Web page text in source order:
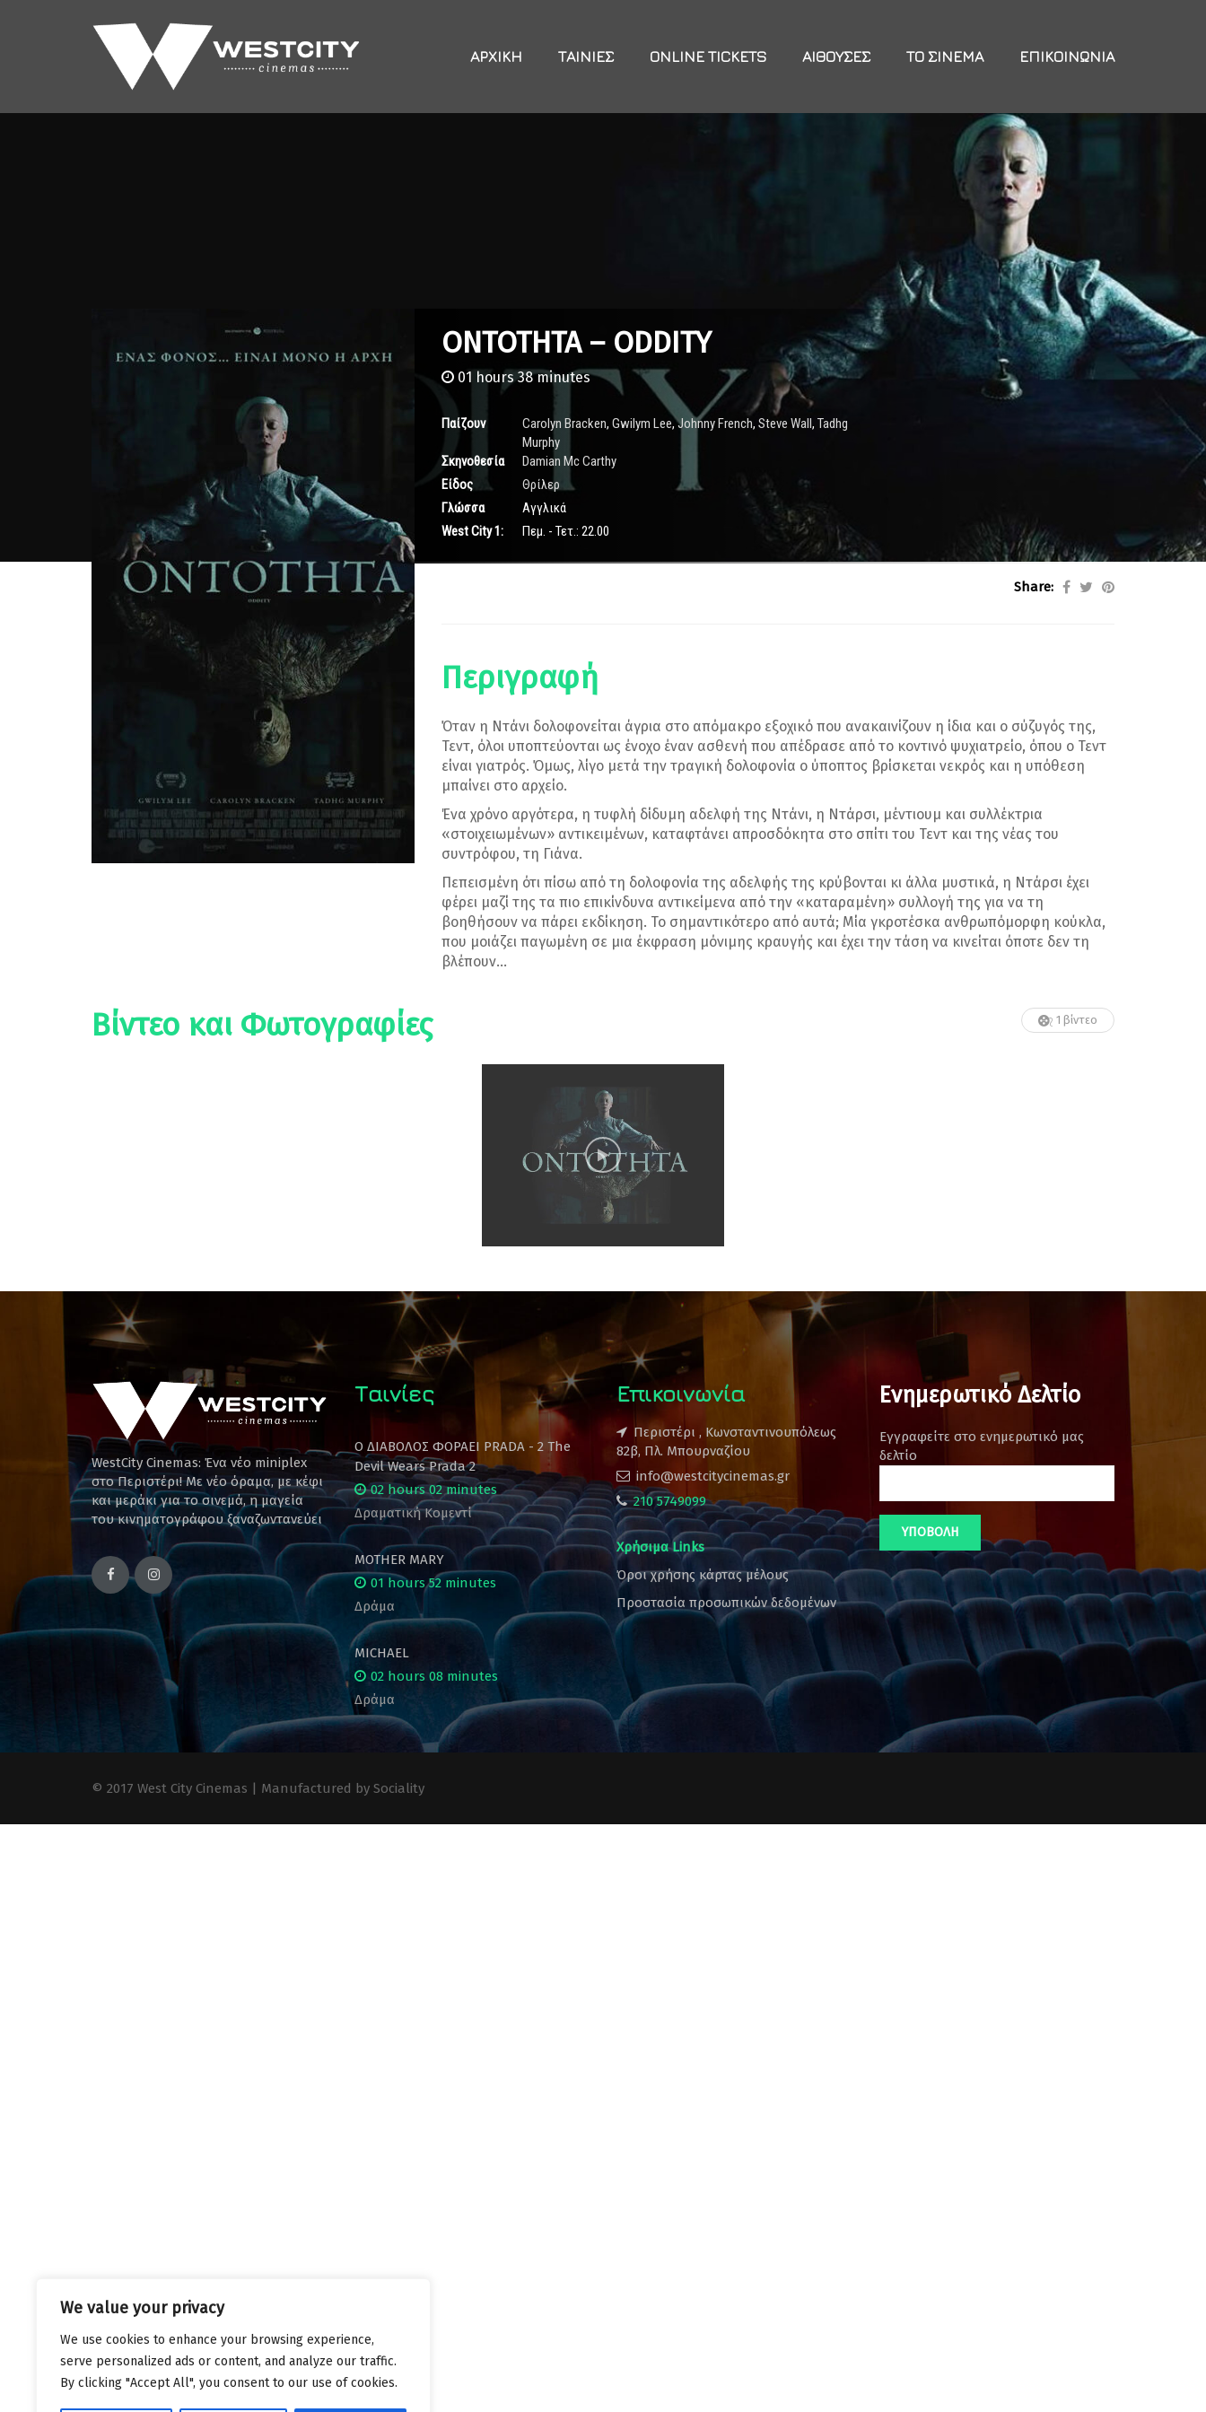
We value your privacy
We use cookies to enhance your browsing experience,
serve personalized ads or content, and analyze our traffic.
By clicking "Accept All", you consent to our use of cookies.
ΑΡΧΙΚΉ ΤΑΙΝΊΕΣ ONLINE TICKETS ΑΊΘΟΥΣΕΣ ΤΟ ΣΙΝΕΜΆ ΕΠΙΚΟΙΝΩΝΊΑ
ΟΝΤΟΤΗΤΑ – ODDITY
01 hours 38 minutes
Παίζουν Carolyn Bracken, Gwilym Lee,Johnny French, Steve Wall, Tadhg
Murphy
Σκηνοθεσία
Damian Mc Carthy
Είδος
Θρίλερ
Γλώσσα
Αγγλικά
West City 1:
Πεμ. - Τετ.: 22.00
Share:
Περιγραφή
Όταν η Ντάνι δολοφονείται άγρια στο απόμακρο εξοχικό που ανακαινίζουν η ίδια και ο σύζυγός της,
Τεντ, όλοι υποπτεύονται ως ένοχο έναν ασθενή που απέδρασε από το κοντινό ψυχιατρείο, όπου ο Τεντ
είναι γιατρός. Όμως, λίγο μετά την τραγική δολοφονία ο ύποπτος βρίσκεται νεκρός και η υπόθεση
μπαίνει στο αρχείο.
Ένα χρόνο αργότερα, η τυφλή δίδυμη αδελφή της Ντάνι, η Ντάρσι, μέντιουμ και συλλέκτρια
«στοιχειωμένων» αντικειμένων, καταφτάνει απροσδόκητα στο σπίτι του Τεντ και της νέας του
συντρόφου, τη Γιάνα.
Πεπεισμένη ότι πίσω από τη δολοφονία της αδελφής της κρύβονται κι άλλα μυστικά, η Ντάρσι έχει
φέρει μαζί της τα πιο επικίνδυνα αντικείμενα από την «καταραμένη» συλλογή της για να τη
βοηθήσουν να πάρει εκδίκηση. Το σημαντικότερο από αυτά; Μία γκροτέσκα ανθρωπόμορφη κούκλα,
που μοιάζει παγωμένη σε μια έκφραση μόνιμης κραυγής και έχει την τάση να κινείται όποτε δεν τη
βλέπουν…
Βίντεο και Φωτογραφίες 1 βίντεο
WestCity Cinemas: Ένα νέο miniplex
στο Περιστέρι! Mε νέο όραμα, με κέφι
και μεράκι για το σινεμά, η μαγεία
του κινηματογράφου ξαναζωντανεύει
Ταινίες
Ο ΔΙΑΒΟΛΟΣ ΦΟΡΑΕΙ PRADA - 2 The
Devil Wears Prada 2
02 hours 02 minutes
Δραματική Κομεντί
MOTHER MARY
01 hours 52 minutes
Δράμα
MICHAEL
02 hours 08 minutes
Δράμα
Επικοινωνία
Περιστέρι , Κωνσταντινουπόλεως
82β, Πλ. Μπουρναζίου
info@westcitycinemas.gr
210 5749099
Χρήσιμα Links
Όροι χρήσης κάρτας μέλους
Προστασία προσωπικών δεδομένων
Ενημερωτικό Δελτίο
Εγγραφείτε στο ενημερωτικό μας
δελτίο
© 2017 West City Cinemas | Manufactured by Sociality